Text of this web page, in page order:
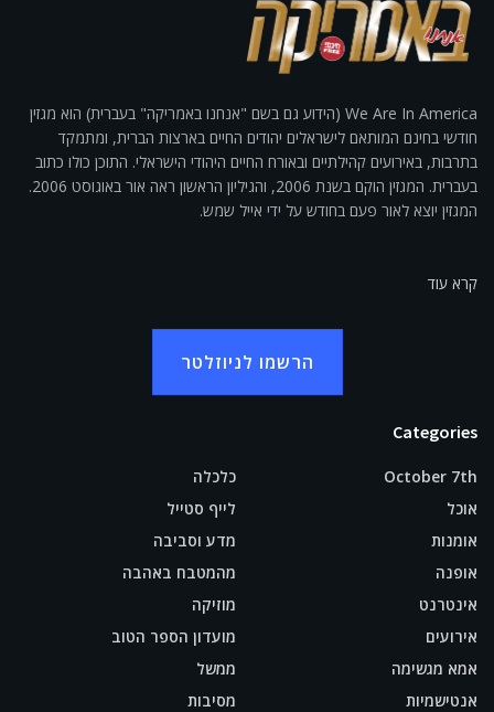
We Are In America (הידוע גם בשם "אנחנו באמריקה" בעברית) הוא מגזין
חודשי בחינם המותאם לישראלים יהודים החיים בארצות הברית, ומתמקד
בתרבות, באירועים קהילתיים ובאורח החיים היהודי הישראלי. התוכן כולו כתוב
בעברית. המגזין הוקם בשנת 2006, והגיליון הראשון ראה אור באוגוסט 2006.
המגזין יוצא לאור פעם בחודש על ידי אייל שמש.
קרא עוד
הרשמו לניוזלטר
Categories
October 7th
אוכל
אומנות
אופנה
אינטרנט
אירועים
אמא מגשימה
אנטישמיות
כלכלה
לייף סטייל
מדע וסביבה
מהמטבח באהבה
מוזיקה
מועדון הספר הטוב
ממשל
מסיבות